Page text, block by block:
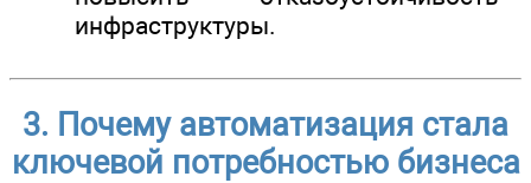
инфраструктуры.
3. Почему автоматизация стала
ключевой потребностью бизнеса